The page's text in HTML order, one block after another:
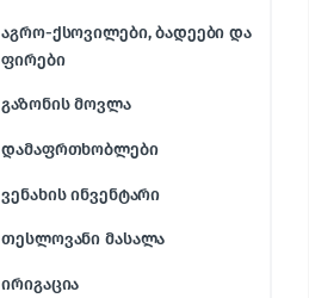
აგრო-ქსოვილები, ბადეები და
ფირები
გაზონის მოვლა
დამაფრთხობლები
ვენახის ინვენტარი
თესლოვანი მასალა
ირიგაცია